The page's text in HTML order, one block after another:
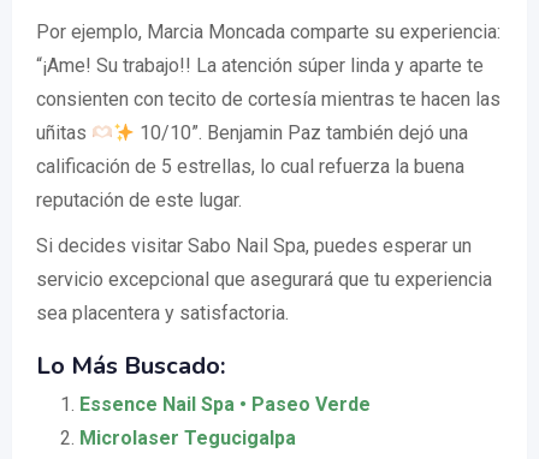
Por ejemplo, Marcia Moncada comparte su experiencia:
“¡Ame! Su trabajo!! La atención súper linda y aparte te
consienten con tecito de cortesía mientras te hacen las
uñitas
10/10”. Benjamin Paz también dejó una
calificación de 5 estrellas, lo cual refuerza la buena
reputación de este lugar.
Si decides visitar Sabo Nail Spa, puedes esperar un
servicio excepcional que asegurará que tu experiencia
sea placentera y satisfactoria.
Lo Más Buscado:
Essence Nail Spa • Paseo Verde
Microlaser Tegucigalpa